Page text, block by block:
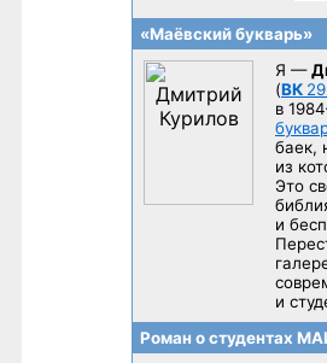
«Маёвский букварь»
Я —
(ВК
в
баек,
из
Это
и
и
Роман о студентах